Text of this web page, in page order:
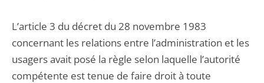
L’article 3 du décret du 28 novembre 1983
concernant les relations entre l’administration et les
usagers avait posé la règle selon laquelle l’autorité
compétente est tenue de faire droit à toute